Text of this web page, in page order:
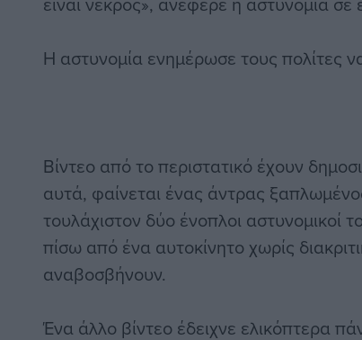
Η αστυνομία ενημέρωσε τους πολίτες
Βίντεο από το περιστατικό έχουν
αυτά, φαίνεται ένας άντρας
τουλάχιστον δύο ένοπλοι αστυνομικοί
πίσω από ένα αυτοκίνητο χωρίς
αναβοσβήνουν.
Ένα άλλο βίντεο έδειχνε ελικόπτερα